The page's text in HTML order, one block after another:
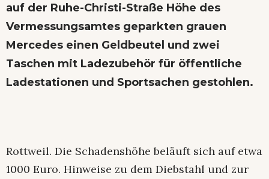
auf der Ruhe-Christi-Straße Höhe des
Vermessungsamtes geparkten grauen
Mercedes einen Geldbeutel und zwei
Taschen mit Ladezubehör für öffentliche
Ladestationen und Sportsachen gestohlen.
Rottweil. Die Schadenshöhe beläuft sich auf etwa
1000 Euro. Hinweise zu dem Diebstahl und zur